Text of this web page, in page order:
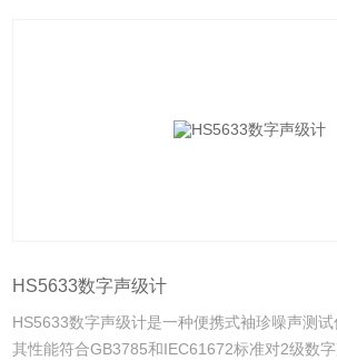
HS5633数字声级计
HS5633数字声级计是一种便携式袖珍噪声测试
其性能符合GB3785和IEC61672标准对2级数